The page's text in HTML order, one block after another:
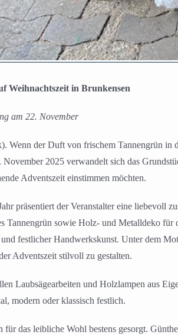
Weihnachtszeit in Brunkensen
am 22. November
Wenn der Duft von frischem Tannengrün
November 2025 verwandelt sich das
Adventszeit einstimmen möchten.
präsentiert der Veranstalter eine liebevoll
Tannengrün sowie Holz- und Metalldeko für
festlicher Handwerkskunst. Unter dem
Adventszeit stilvoll zu gestalten.
Laubsägearbeiten und Holzlampen aus
modern oder klassisch festlich.
für das leibliche Wohl bestens gesorgt.